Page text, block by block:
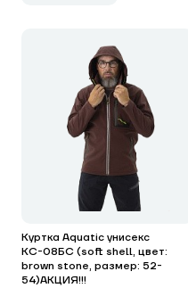
Куртка Aquatic унисекс
КС-08БС (soft shell, цвет:
brown stone, размер: 52-
54)АКЦИЯ!!!